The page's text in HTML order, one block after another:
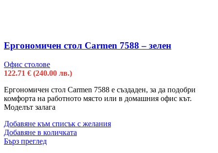
Ергономичен стол Carmen 7588 – зелен
Офис столове
122.71 € (240.00 лв.)
Ергономичен стол Carmen 7588 е създаден, за да подобри
комфорта на работното място или в домашния офис кът.
Моделът залага
Добавяне към списък с желания
Добавяне в количката
Бърз преглед